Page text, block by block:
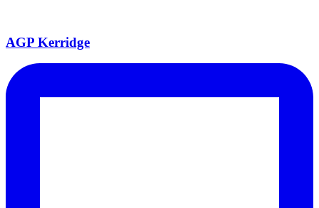
AGP Kerridge